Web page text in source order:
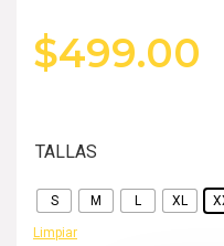
$499.00
TALLAS
S M L XL
Limpiar